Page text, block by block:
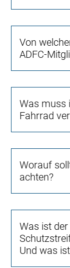
Von
ADFC-
Was muss
Fahrrad
Worauf
achten?
Was ist
Und was